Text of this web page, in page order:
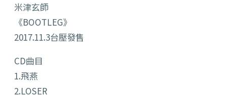
米津玄師
《BOOTLEG》
2017.11.3台壓發售
CD曲目
1.飛燕
2.LOSER